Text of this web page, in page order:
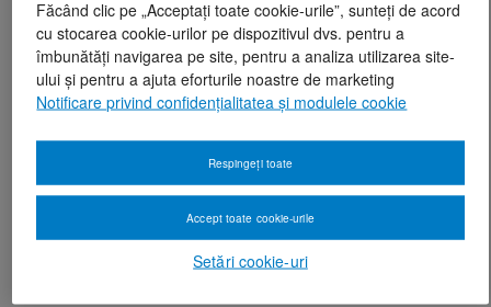
Făcând clic pe „Acceptați toate cookie-urile”, sunteți de acord
cu stocarea cookie-urilor pe dispozitivul dvs. pentru a
îmbunătăți navigarea pe site, pentru a analiza utilizarea site-
ului și pentru a ajuta eforturile noastre de marketing
Notificare privind confidențialitatea și modulele cookie
Setări cookie-uri
Respingeți toate
Accept toate cookie-urile